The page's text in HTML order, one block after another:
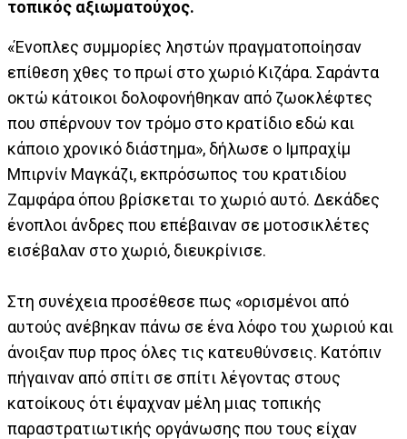
τοπικός αξιωματούχος.
«Ένοπλες συμμορίες ληστών πραγματοποίησαν
επίθεση χθες το πρωί στο χωριό Κιζάρα. Σαράντα
οκτώ κάτοικοι δολοφονήθηκαν από ζωοκλέφτες
που σπέρνουν τον τρόμο στο κρατίδιο εδώ και
κάποιο χρονικό διάστημα», δήλωσε ο Ιμπραχίμ
Μπιρνίν Μαγκάζι, εκπρόσωπος του κρατιδίου
Ζαμφάρα όπου βρίσκεται το χωριό αυτό. Δεκάδες
ένοπλοι άνδρες που επέβαιναν σε μοτοσικλέτες
εισέβαλαν στο χωριό, διευκρίνισε.
Στη συνέχεια προσέθεσε πως «ορισμένοι από
αυτούς ανέβηκαν πάνω σε ένα λόφο του χωριού και
άνοιξαν πυρ προς όλες τις κατευθύνσεις. Κατόπιν
πήγαιναν από σπίτι σε σπίτι λέγοντας στους
κατοίκους ότι έψαχναν μέλη μιας τοπικής
παραστρατιωτικής οργάνωσης που τους είχαν